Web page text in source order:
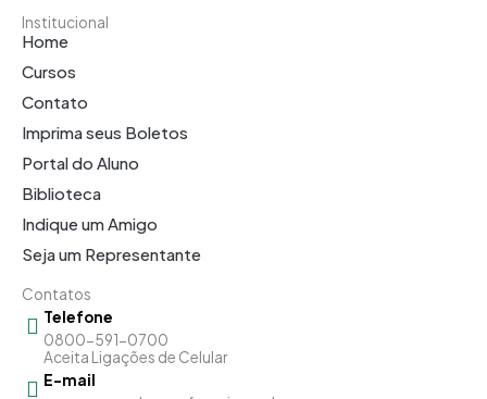
Institucional
Home
Cursos
Contato
Imprima seus Boletos
Portal do Aluno
Biblioteca
Indique um Amigo
Seja um Representante
Contatos
Telefone
0800-591-0700
Aceita Ligações de Celular
E-mail